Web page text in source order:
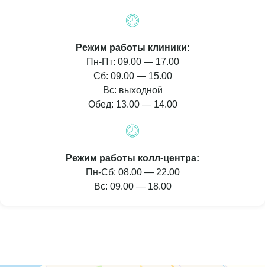
Режим работы клиники:
Пн-Пт: 09.00 — 17.00
Сб: 09.00 — 15.00
Вс: выходной
Обед: 13.00 — 14.00
Режим работы колл-центра:
Пн-Сб: 08.00 — 22.00
Вс: 09.00 — 18.00